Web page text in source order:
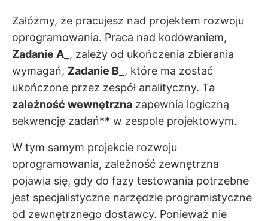
Załóżmy, że pracujesz nad projektem rozwoju
oprogramowania. Praca nad kodowaniem,
Zadanie A_ , zależy od ukończenia zbierania
wymagań, Zadanie B_ , które ma zostać
ukończone przez zespół analityczny. Ta
zależność wewnętrzna zapewnia logiczną
sekwencję zadań** w zespole projektowym.
W tym samym projekcie rozwoju
oprogramowania, zależność zewnętrzna
pojawia się, gdy do fazy testowania potrzebne
jest specjalistyczne narzędzie programistyczne
od zewnętrznego dostawcy. Ponieważ nie